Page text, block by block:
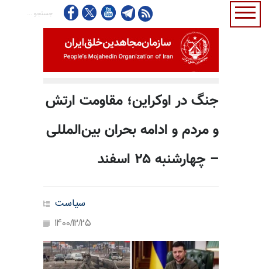
جنگ در اوکراین؛ مقاومت ارتش
و مردم و ادامه بحران بین‌المللی
– چهارشنبه ۲۵ اسفند
سیاست
1400/12/25